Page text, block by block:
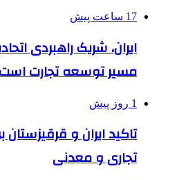
17 ساعت پیش
ایران، شریک راهبردی
مسیر توسعه تجارت
1 روز پیش
تاکید ایران و
تجاری و معدنی